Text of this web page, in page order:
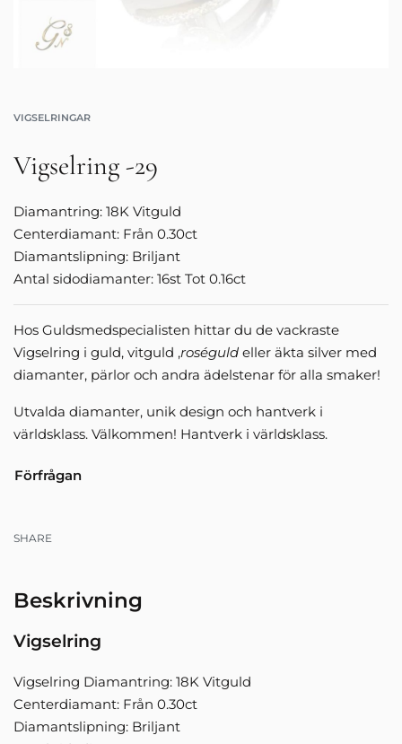
VIGSELRINGAR
Vigselring -29
Diamantring: 18K Vitguld
Centerdiamant: Från 0.30ct
Diamantslipning: Briljant
Antal sidodiamanter: 16st Tot 0.16ct
Hos Guldsmedspecialisten hittar du de vackraste
Vigselring i guld, vitguld ,roséguld eller äkta silver med
diamanter, pärlor och andra ädelstenar för alla smaker!
Utvalda diamanter, unik design och hantverk i
världsklass. Välkommen! Hantverk i världsklass.
Förfrågan
SHARE
Beskrivning
Vigselring
Vigselring Diamantring: 18K Vitguld
Centerdiamant: Från 0.30ct
Diamantslipning: Briljant